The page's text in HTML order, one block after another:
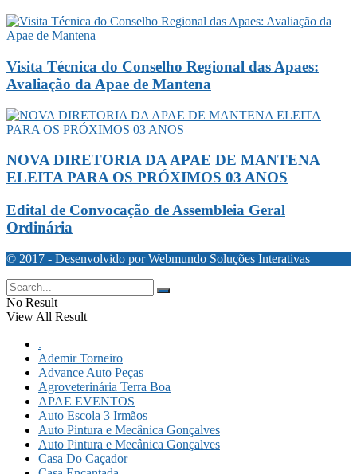
Visita Técnica do Conselho Regional das Apaes:
Avaliação da Apae de Mantena
NOVA DIRETORIA DA APAE DE MANTENA
ELEITA PARA OS PRÓXIMOS 03 ANOS
Edital de Convocação de Assembleia Geral
Ordinária
© 2017 - Desenvolvido porWebmundo Soluções Interativas
No Result
View All Result
.
Ademir Torneiro
Advance Auto Peças
Agroveterinária Terra Boa
APAE EVENTOS
Auto Escola 3 Irmãos
Auto Pintura e Mecânica Gonçalves
Auto Pintura e Mecânica Gonçalves
Casa Do Caçador